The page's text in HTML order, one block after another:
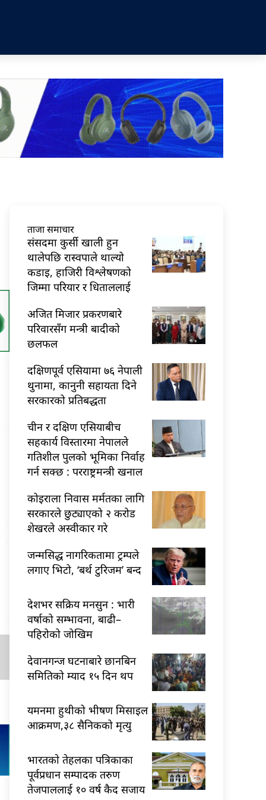
ताजा समाचार
संसदमा कुर्सी खाली हुन
थालेपछि रास्वपाले थाल्यो
कडाइ, हाजिरी विश्लेषणको
जिम्मा परियार र धिताललाई
अजित मिजार प्रकरणबारे
परिवारसँग मन्त्री बादीको
छलफल
दक्षिणपूर्व एसियामा ७६ नेपाली
थुनामा, कानुनी सहायता दिने
सरकारको प्रतिबद्धता
चीन र दक्षिण एसियाबीच
सहकार्य विस्तारमा नेपालले
गतिशील पुलको भूमिका निर्वाह
गर्न सक्छ : परराष्ट्रमन्त्री खनाल
कोइराला निवास मर्मतका लागि
सरकारले छुट्याएको २ करोड
शेखरले अस्वीकार गरे
जन्मसिद्ध नागरिकतामा ट्रम्पले
लगाए भिटो, ‘बर्थ टुरिजम’ बन्द
देशभर सक्रिय मनसुन : भारी
वर्षाको सम्भावना, बाढी–
पहिरोको जोखिम
देवानगन्ज घटनाबारे छानबिन
समितिको म्याद १५ दिन थप
यमनमा हुथीको भीषण मिसाइल
आक्रमण,३८ सैनिकको मृत्यु
भारतकाे तेहलका पत्रिकाका
पूर्वप्रधान सम्पादक तरुण
तेजपाललाई १० वर्ष कैद सजाय